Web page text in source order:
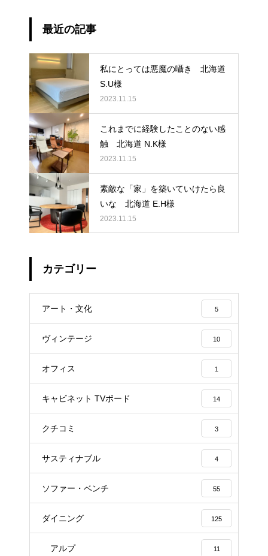
最近の記事
私にとっては悪魔の囁き 北海道
S.U様
2023.11.15
これまでに経験したことのない感
触 北海道 N.K様
2023.11.15
素敵な「家」を築いていけたら良
いな 北海道 E.H様
2023.11.15
カテゴリー
アート・文化 5
ヴィンテージ 10
オフィス 1
キャビネット TVボード 14
クチコミ 3
サスティナブル 4
ソファー・ベンチ 55
ダイニング 125
アルプ 11